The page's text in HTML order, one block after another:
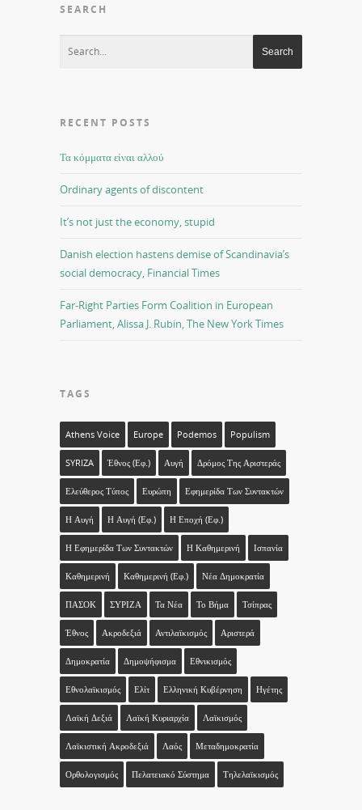
SEARCH
RECENT POSTS
Τα κόμματα είναι αλλού
Ordinary agents of discontent
It’s not just the economy, stupid
Danish election hastens demise of Scandinavia’s
social democracy, Financial Times
Far-Right Parties Form Coalition in European
Parliament, Alissa J. Rubin, The New York Times
TAGS
Athens Voice Europe Podemos Populism
SYRIZA Έθνος (εφ.) Αυγή Δρόμος Της Αριστεράς
Ελεύθερος Τύπος Ευρώπη Εφημερίδα Των Συντακτών
Η Αυγή Η Αυγή (εφ.) Η Εποχή (εφ.)
Η Εφημερίδα Των Συντακτών Η Καθημερινή Ισπανία
Καθημερινή Καθημερινή (εφ.) Νέα Δημοκρατία
ΠΑΣΟΚ ΣΥΡΙΖΑ Τα Νέα Το Βήμα Τσίπρας
Έθνος Ακροδεξιά Αντιλαϊκισμός Αριστερά
Δημοκρατία Δημοψήφισμα Εθνικισμός
Εθνολαϊκισμός Ελίτ Ελληνική Κυβέρνηση Ηγέτης
Λαϊκή Δεξιά Λαϊκή Κυριαρχία Λαϊκισμός
Λαϊκιστική Ακροδεξιά Λαός Μεταδημοκρατία
Ορθολογισμός Πελατειακό Σύστημα Τηλελαϊκισμός